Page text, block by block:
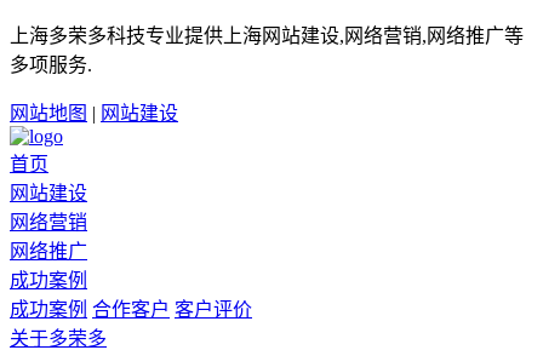
上海多荣多科技专业提供上海网站建设,网络营销,网络推广等
多项服务.
网站地图 | 网站建设
首页
网站建设
网络营销
网络推广
成功案例
成功案例 合作客户 客户评价
关于多荣多